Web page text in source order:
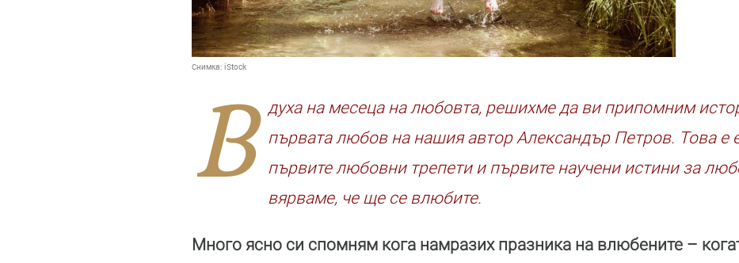
Снимка: iStock
В
духа на месеца на любовта, решихме да ви припомним
първата любов на нашия автор Александър Петров. Това е
първите любовни трепети и първите научени истини за
вярваме, че ще се влюбите.
Много ясно си спомням кога намразих празника на влюбените –